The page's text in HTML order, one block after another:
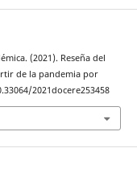
(2021). Reseña del
de la pandemia por
2021docere253458